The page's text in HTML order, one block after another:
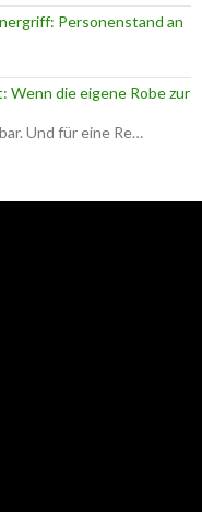
Personenstand an
Wenn die eigene Robe zur
Und für eine Re…